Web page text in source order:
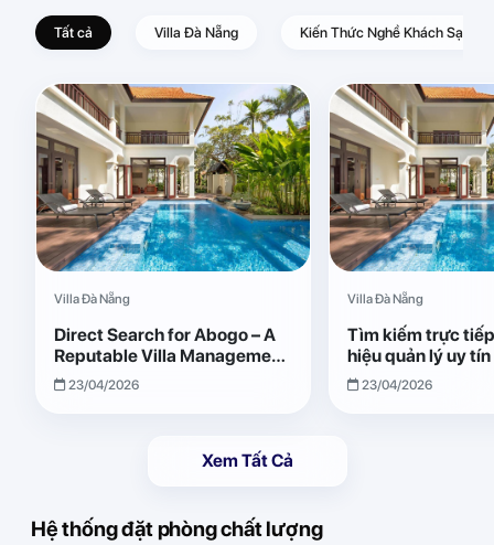
Tất cả Villa Đà Nẵng Kiến Thức Nghề Khách Sạn –
Villa Đà Nẵng
Direct Search for Abogo – A
Reputable Villa Management
Brand with Transparent and
Effective Operations
23/04/2026
Villa Đà Nẵng
Tìm kiếm trực
hiệu quản lý uy
Giải pháp vận
quả, minh bạch
23/04/2026
Xem Tất Cả
Hệ thống đặt phòng chất lượng